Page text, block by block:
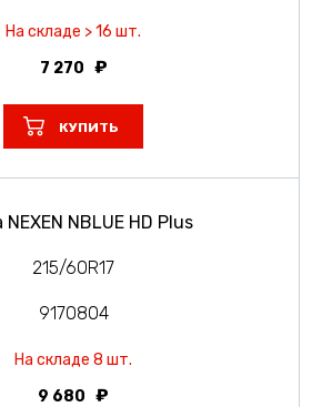
На складе > 16 шт.
7 270
КУПИТЬ
NBLUE HD Plus
215/60R17
9170804
На складе 8 шт.
9 680